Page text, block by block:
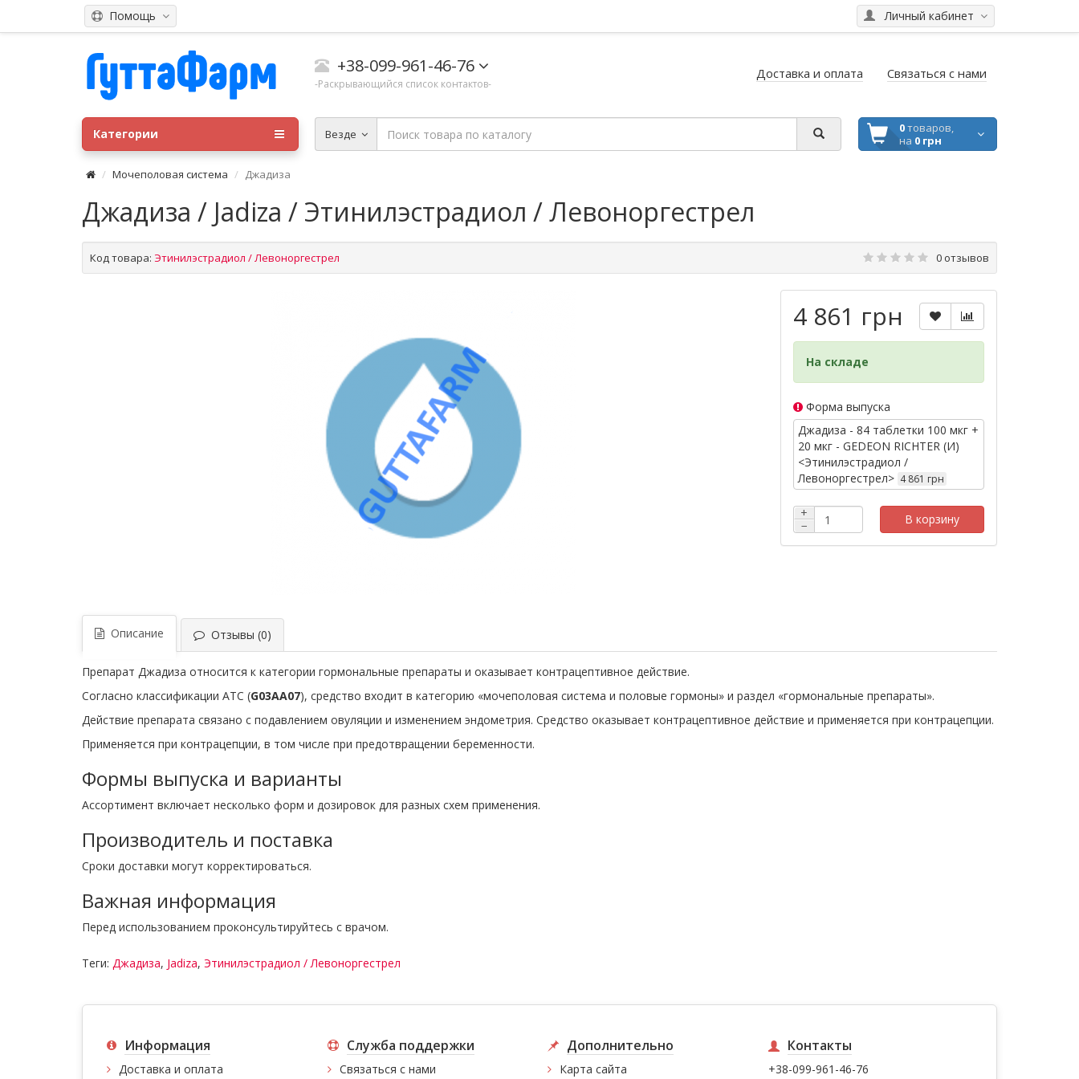
Личный кабинет
Помощь
+38-099-961-46-76
-Раскрывающийся список контактов-
Доставка и оплата Связаться с нами
Везде 0товаров,
на 0 грн
Категории
Мочеполовая система Джадиза
Джадиза / Jadiza / Этинилэстрадиол / Левоноргестрел
Код товара: Этинилэстрадиол / Левоноргестрел 0 отзывов
4 861 грн
На складе
Форма выпуска
Джадиза - 84 таблетки 100 мкг +
20 мкг - GEDEON RICHTER (И)
<Этинилэстрадиол /
Левоноргестрел> 4 861 грн
+
−
В корзину
Описание Отзывы (0)
Препарат Джадиза относится к категории гормональные препараты и оказывает контрацептивное действие.
Согласно классификации ATC (G03AA07), средство входит в категорию «мочеполовая система и половые гормоны» и раздел «гормональные препараты».
Действие препарата связано с подавлением овуляции и изменением эндометрия. Средство оказывает контрацептивное действие и применяется при контрацепции.
Применяется при контрацепции, в том числе при предотвращении беременности.
Формы выпуска и варианты
Ассортимент включает несколько форм и дозировок для разных схем применения.
Производитель и поставка
Сроки доставки могут корректироваться.
Важная информация
Перед использованием проконсультируйтесь с врачом.
Теги: Джадиза, Jadiza, Этинилэстрадиол / Левоноргестрел
Информация
Доставка и оплата
Служба поддержки
Связаться с нами
Дополнительно
Карта сайта
Контакты
+38-099-961-46-76